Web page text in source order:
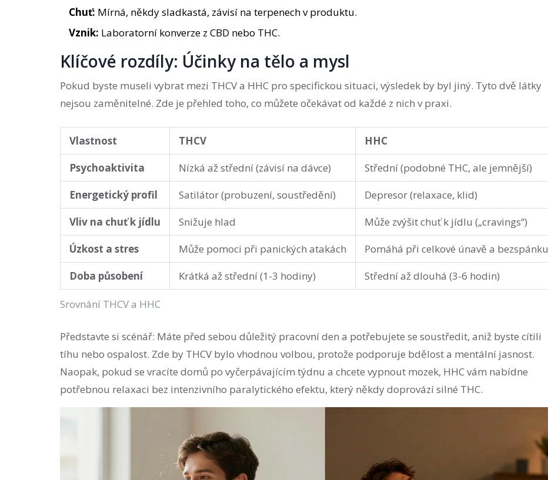
Chuť: Mírná, někdy sladkastá, závisí na terpenech v produktu.
Vznik: Laboratorní konverze z CBD nebo THC.
Klíčové rozdíly: Účinky na tělo a mysl
Pokud byste museli vybrat mezi THCV a HHC pro specifickou situaci, výsledek by byl jiný. Tyto dvě látky
nejsou zaměnitelné. Zde je přehled toho, co můžete očekávat od každé z nich v praxi.
Srovnání THCV a HHC
Vlastnost THCV
HHC
Psychoaktivita
Nízká až střední (závisí na dávce)
Střední (podobné THC, ale jemnější)
Energetický profil
Satilátor (probuzení, soustředění)
Depresor (relaxace, klid)
Vliv na chuť k jídlu
Snižuje hlad
Může zvýšit chuť k jídlu („cravings“)
Úzkost a stres
Může pomoci při panických atakách
Pomáhá při celkové únavě a bezspánku
Doba působení
Krátká až střední (1-3 hodiny) Střední až dlouhá (3-6 hodin)
Představte si scénář: Máte před sebou důležitý pracovní den a potřebujete se soustředit, aniž byste cítili
tíhu nebo ospalost. Zde by THCV bylo vhodnou volbou, protože podporuje bdělost a mentální jasnost.
Naopak, pokud se vracíte domů po vyčerpávajícím týdnu a chcete vypnout mozek, HHC vám nabídne
potřebnou relaxaci bez intenzivního paralytického efektu, který někdy doprovází silné THC.